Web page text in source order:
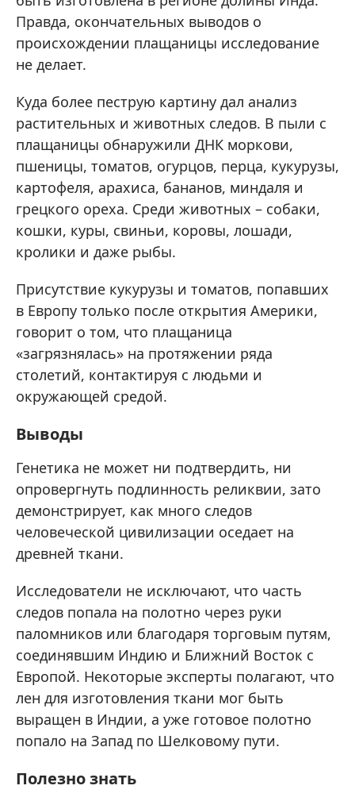
Правда, окончательных выводов о
происхождении плащаницы исследование
не делает.
Куда более пеструю картину дал анализ
растительных и животных следов. В пыли с
плащаницы обнаружили ДНК моркови,
пшеницы, томатов, огурцов, перца, кукурузы,
картофеля, арахиса, бананов, миндаля и
грецкого ореха. Среди животных – собаки,
кошки, куры, свиньи, коровы, лошади,
кролики и даже рыбы.
Присутствие кукурузы и томатов, попавших
в Европу только после открытия Америки,
говорит о том, что плащаница
«загрязнялась» на протяжении ряда
столетий, контактируя с людьми и
окружающей средой.
Выводы
Генетика не может ни подтвердить, ни
опровергнуть подлинность реликвии, зато
демонстрирует, как много следов
человеческой цивилизации оседает на
древней ткани.
Исследователи не исключают, что часть
следов попала на полотно через руки
паломников или благодаря торговым путям,
соединявшим Индию и Ближний Восток с
Европой. Некоторые эксперты полагают, что
лен для изготовления ткани мог быть
выращен в Индии, а уже готовое полотно
попало на Запад по Шелковому пути.
Полезно знать